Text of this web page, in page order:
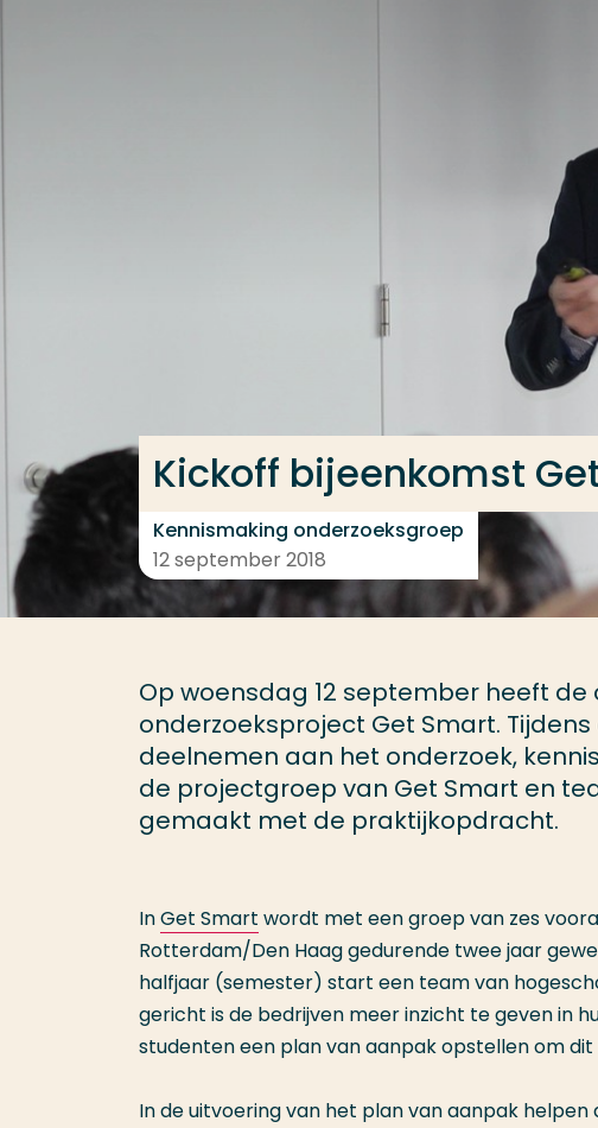
Kickoff bijeenkomst
Kennismaking onderzoeksgroep
12 september 2018
Op woensdag 12 september heeft
onderzoeksproject Get Smart.
deelnemen aan het onderzoek,
de projectgroep van Get Smart en
gemaakt met de praktijkopdracht.
InGet Smart wordt met een groep van zes
Rotterdam/Den Haag gedurende twee jaar
halfjaar (semester) start een team van
gericht is de bedrijven meer inzicht te geven in
studenten een plan van aanpak opstellen om
In de uitvoering van het plan van aanpak